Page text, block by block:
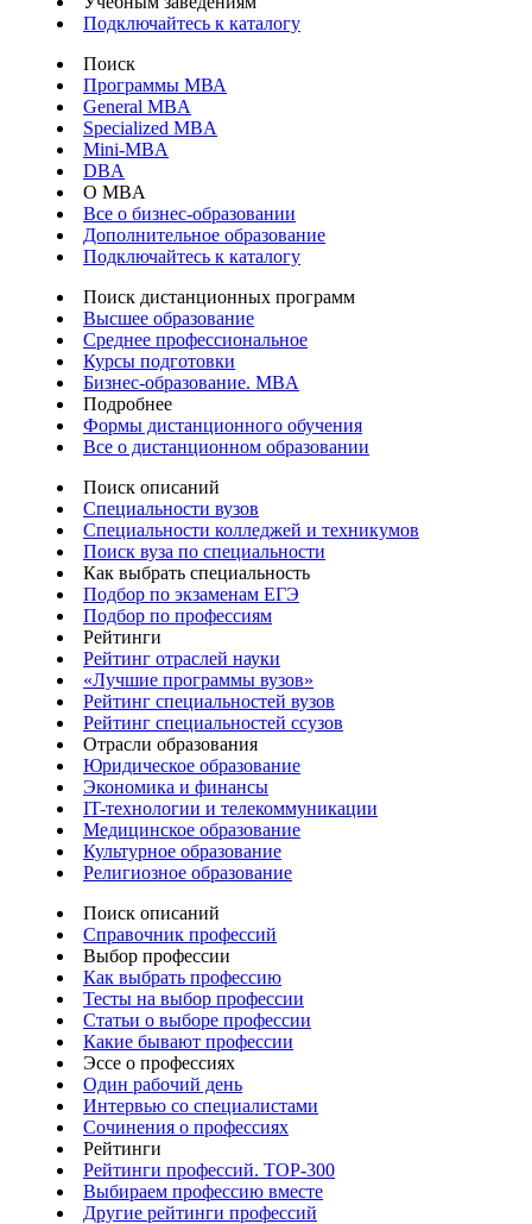
Подключайтесь к каталогу
Поиск
Программы МВА
General MBA
Specialized MBA
Mini-MBA
DBA
О MBA
Все о бизнес-образовании
Дополнительное образование
Подключайтесь к каталогу
Поиск дистанционных программ
Высшее образование
Среднее профессиональное
Курсы подготовки
Бизнес-образование. MBA
Подробнее
Формы дистанционного обучения
Все о дистанционном образовании
Поиск описаний
Специальности вузов
Специальности колледжей и техникумов
Поиск вуза по специальности
Как выбрать специальность
Подбор по экзаменам ЕГЭ
Подбор по профессиям
Рейтинги
Рейтинг отраслей науки
«Лучшие программы вузов»
Рейтинг специальностей вузов
Рейтинг специальностей ссузов
Отрасли образования
Юридическое образование
Экономика и финансы
IT-технологии и телекоммуникации
Медицинское образование
Культурное образование
Религиозное образование
Поиск описаний
Справочник профессий
Выбор профессии
Как выбрать профессию
Тесты на выбор профессии
Статьи о выборе профессии
Какие бывают профессии
Эссе о профессиях
Один рабочий день
Интервью со специалистами
Сочинения о профессиях
Рейтинги
Рейтинги профессий. TOP-300
Выбираем профессию вместе
Другие рейтинги профессий